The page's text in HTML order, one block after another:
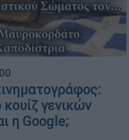
γενικών
η Google;